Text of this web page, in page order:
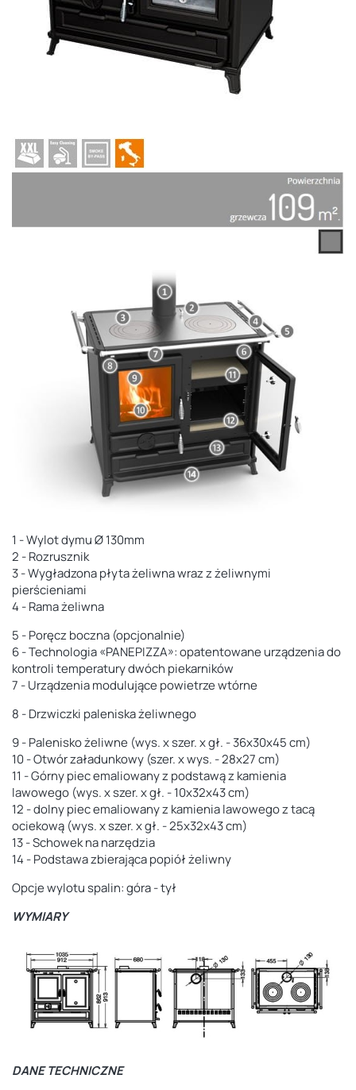
1 - Wylot dymu Ø 130mm
2 - Rozrusznik
3 - Wygładzona płyta żeliwna wraz z żeliwnymi
pierścieniami
4 - Ramażeliwna
5 - Poręcz boczna (opcjonalnie)
6 - Technologia «PANEPIZZA»: opatentowane urządzenia do
kontroli temperatury dwóch piekarników
7 - Urządzenia modulujące powietrze wtórne
8 - Drzwiczki paleniska żeliwnego
9 - Palenisko żeliwne (wys. x szer. x gł. - 36x30x45 cm)
10 - Otwór załadunkowy (szer. x wys. - 28x27 cm)
11 - Górny piec emaliowany z podstawą z kamienia
lawowego (wys. x szer. x gł. - 10x32x43 cm)
12 - dolny piec emaliowany z kamienia lawowego z tacą
ociekową (wys. x szer. x gł. - 25x32x43 cm)
13 - Schowek na narzędzia
14 - Podstawa zbierająca popiół żeliwny
Opcje wylotu spalin: góra - tył
WYMIARY
DANE TECHNICZNE